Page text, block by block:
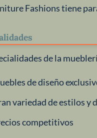
Fashions tiene
de la
de diseño
variedad de estilos y
competitivos